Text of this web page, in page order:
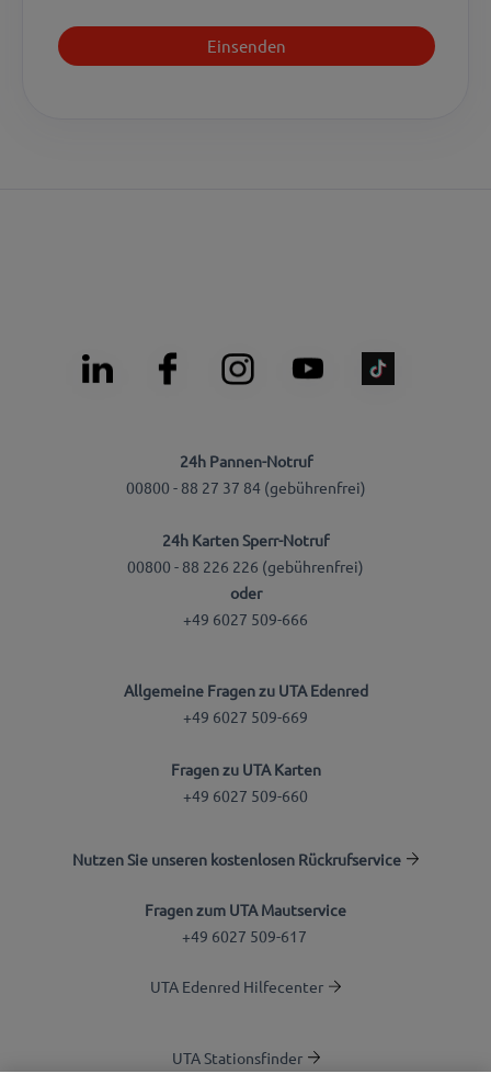
24h Pannen-Notruf
00800 - 88 27 37 84 (gebührenfrei)
24h Karten Sperr-Notruf
00800 - 88 226 226 (gebührenfrei)
oder
+49 6027 509-666
Allgemeine Fragen zu UTA Edenred
+49 6027 509-669
Fragen zu UTA Karten
+49 6027 509-660
Nutzen Sie unseren kostenlosen Rückrufservice
Fragen zum UTA Mautservice
+49 6027 509-617
UTA Edenred Hilfecenter
UTA Stationsfinder